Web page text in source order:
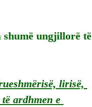
ungjillorë të
lirisë,
ardhmen e